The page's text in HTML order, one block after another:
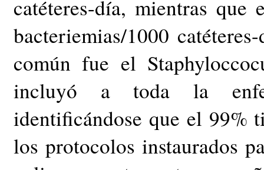
catéteres-día, mientras
bacteriemias/1000
común fue el
incluyó a toda la
identificándose que el 99%
los protocolos instaurados